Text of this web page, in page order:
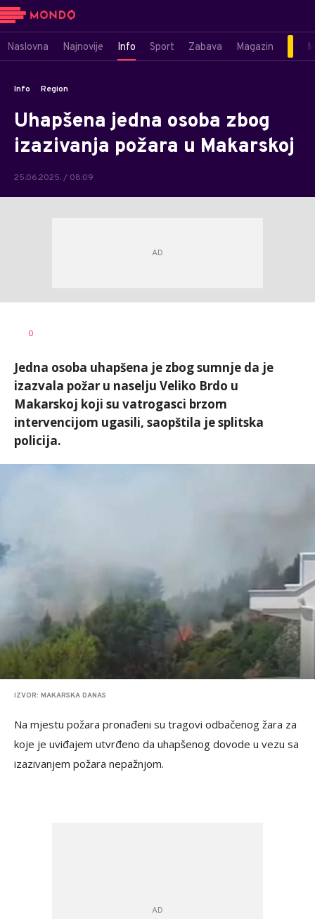
Naslovna Najnovije Info Sport Zabava Magazin
Info Region
Uhapšena jedna osoba zbog
izazivanja požara u Makarskoj
25.06.2025. / 08:09
AUTOR
0
Jedna osoba uhapšena je zbog sumnje da je
izazvala požar u naselju Veliko Brdo u
Makarskoj koji su vatrogasci brzom
intervencijom ugasili, saopštila je splitska
policija.
IZVOR: MAKARSKA DANAS
Na mjestu požara pronađeni su tragovi odbačenog žara za
koje je uviđajem utvrđeno da uhapšenog dovode u vezu sa
izazivanjem požara nepažnjom.